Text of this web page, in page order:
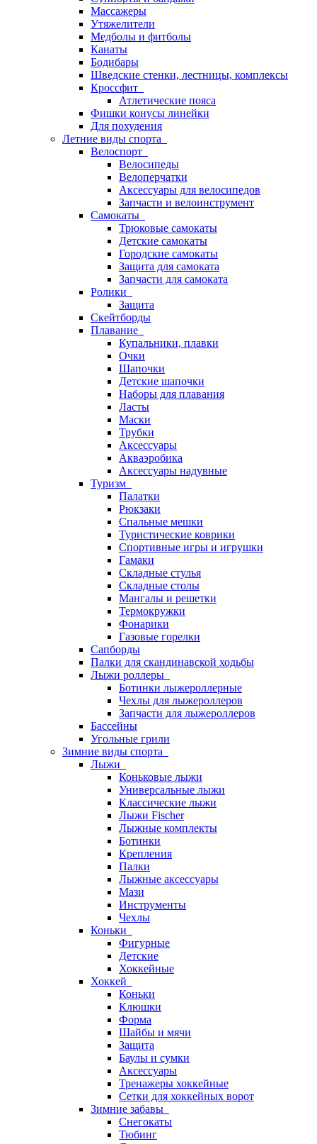
Массажеры
Утяжелители
Медболы и фитболы
Канаты
Бодибары
Шведские стенки, лестницы, комплексы
Кроссфит
Атлетические пояса
Фишки конусы линейки
Для похудения
Летние виды спорта
Велоспорт
Велосипеды
Велоперчатки
Аксессуары для велосипедов
Запчасти и велоинструмент
Самокаты
Трюковые самокаты
Детские самокаты
Городские самокаты
Защита для самоката
Запчасти для самоката
Ролики
Защита
Скейтборды
Плавание
Купальники, плавки
Очки
Шапочки
Детские шапочки
Наборы для плавания
Ласты
Маски
Трубки
Аксессуары
Акваэробика
Аксессуары надувные
Туризм
Палатки
Рюкзаки
Спальные мешки
Туристические коврики
Спортивные игры и игрушки
Гамаки
Складные стулья
Складные столы
Мангалы и решетки
Термокружки
Фонарики
Газовые горелки
Сапборды
Палки для скандинавской ходьбы
Лыжи роллеры
Ботинки лыжероллерные
Чехлы для лыжероллеров
Запчасти для лыжероллеров
Бассейны
Угольные грили
Зимние виды спорта
Лыжи
Коньковые лыжи
Универсальные лыжи
Классические лыжи
Лыжи Fischer
Лыжные комплекты
Ботинки
Крепления
Палки
Лыжные аксессуары
Мази
Инструменты
Чехлы
Коньки
Фигурные
Детские
Хоккейные
Хоккей
Коньки
Клюшки
Форма
Шайбы и мячи
Защита
Баулы и сумки
Аксессуары
Тренажеры хоккейные
Сетки для хоккейных ворот
Зимние забавы
Снегокаты
Тюбинг